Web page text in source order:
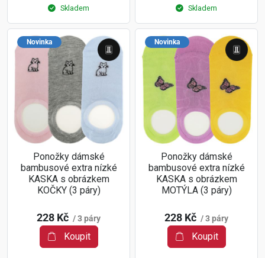
Skladem Skladem
Novinka
Ponožky dámské
bambusové extra nízké
KASKA s obrázkem
KOČKY (3 páry)
228 Kč / 3 páry
Koupit
Novinka
Ponožky dámské
bambusové extra nízké
KASKA s obrázkem
MOTÝLA (3 páry)
228 Kč / 3 páry
Koupit